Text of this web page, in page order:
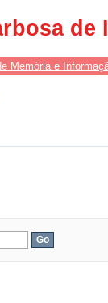
de
Memória e